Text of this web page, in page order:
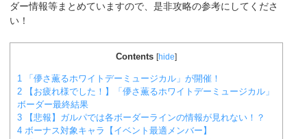
ダー情報等まとめていますので、是非攻略の参考にしてくださ
い！
Contents [hide]
1 「儚さ薫るホワイトデーミュージカル」が開催！
2 【お疲れ様でした！】「儚さ薫るホワイトデーミュージカル」
ボーダー最終結果
3 【悲報】ガルパでは各ボーダーラインの情報が見れない！？
4 ボーナス対象キャラ【イベント最適メンバー】